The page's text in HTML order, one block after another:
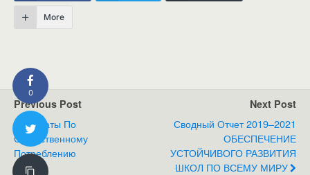
More
Previous Post
Плакаты По
Ответственному
Потреблению
Next Post
Сводный Отчет 2019–2021
ОБЕСПЕЧЕНИЕ
УСТОЙЧИВОГО РАЗВИТИЯ
ШКОЛ ПО ВСЕМУ МИРУ
0